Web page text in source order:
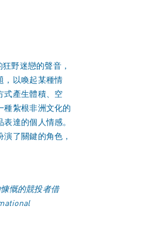
野迷戀的聲音，
，以喚起某種情
式產生體積、空
種紮根非洲文化的
達的個人情感。
了關鍵的角色，
慨的競投者借